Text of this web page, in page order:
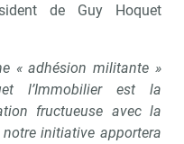
de Guy Hoquet
« adhésion militante »
l’Immobilier est la
fructueuse avec la
initiative apportera